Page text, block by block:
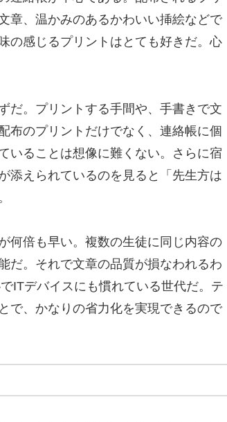
章、温かみのあるかわいい挿絵などで
の感じるプリントはとても好きだ。心
だ。プリントする手間や、手書きで文
布のプリントだけでなく、連絡帳に個
いることは想像に難くない。さらに宿
添えられているのを見ると「先生方は
何倍も早い。複数の生徒に同じ内容の
だ。それで文章の品質が損なわれるわ
ITデバイスにも慣れている世代だ。テ
で、かなりの省力化を実現できるので